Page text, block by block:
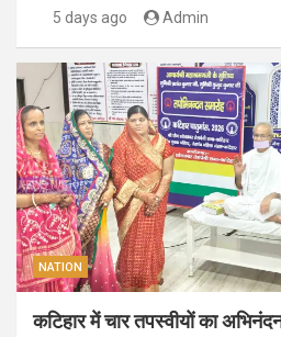
5 days ago Admin
NATION
कटिहार में चार तपस्वीयों का